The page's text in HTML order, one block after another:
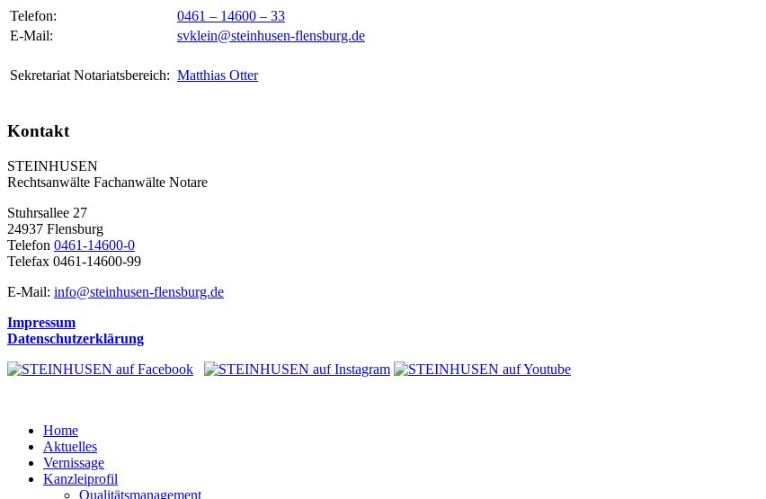
Telefon:
0461 – 14600 – 33
E-Mail:
svklein@steinhusen-flensburg.de
Sekretariat Notariatsbereich: Matthias Otter
Kontakt
STEINHUSEN
Rechtsanwälte Fachanwälte Notare
Stuhrsallee 27
24937 Flensburg
Telefon 0461-14600-0
Telefax 0461-14600-99
E-Mail: info@steinhusen-flensburg.de
Impressum
Datenschutzerklärung
Home
Aktuelles
Vernissage
Kanzleiprofil
Qualitätsmanagement